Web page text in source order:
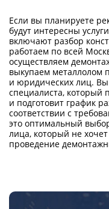
Если вы планируете
будут интересны
включают разбор
работаем по всей
осуществляем
выкупаем металлолом
и юридических лиц. Вы
специалиста, который
и подготовит график
соответствии с
это оптимальный
лица, который не
проведение